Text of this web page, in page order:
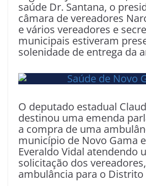
saúde Dr. Santana, o
câmara de vereadores
e vários vereadores e
municipais estiveram
solenidade de entrega da
O deputado estadual
destinou uma emenda
a compra de uma
município de Novo Gama
Everaldo Vidal atendendo
solicitação dos
ambulância para o Distrito